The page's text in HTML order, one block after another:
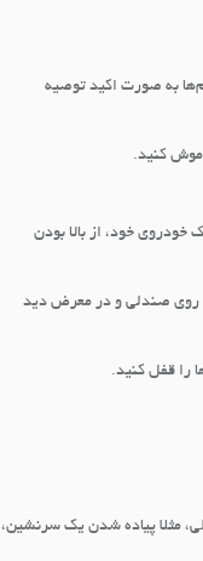
به صورت اکید توصیه
کنید.
خودروی خود، از بالا بودن
روی صندلی و در معرض دید
را قفل کنید.
مثلا پیاده شدن یک سرنشین،